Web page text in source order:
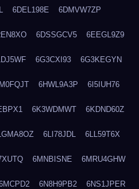
6DEL198E 6DMVW7ZP
6DSSGCV5 6EEGL9Z9
6G3CXI93 6G3KEGYN
6HWL9A3P 6I5IUH76
6K3WDMWT 6KDND60Z
6LI78JDL 6LL59T6X
6MNBISNE 6MRU4GHW
6N8H9PB2 6NS1JPER